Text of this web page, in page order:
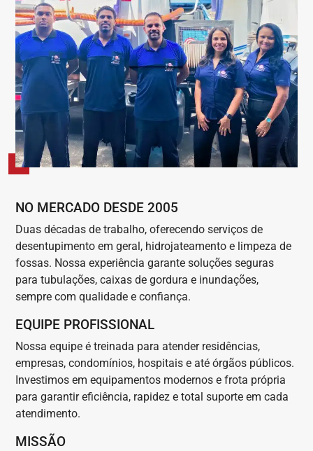
NO MERCADO DESDE 2005
Duas décadas de trabalho, oferecendo serviços de
desentupimento em geral, hidrojateamento e limpeza de
fossas. Nossa experiência garante soluções seguras
para tubulações, caixas de gordura e inundações,
sempre com qualidade e confiança.
EQUIPE PROFISSIONAL
Nossa equipe é treinada para atender residências,
empresas, condomínios, hospitais e até órgãos públicos.
Investimos em equipamentos modernos e frota própria
para garantir eficiência, rapidez e total suporte em cada
atendimento.
MISSÃO